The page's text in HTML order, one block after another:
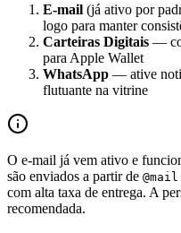
E-mail (já ativo por
logo para manter
Carteiras Digitais —
para Apple Wallet
WhatsApp — ative
flutuante na vitrine
O e-mail já vem ativo e
são enviados a partir de
com alta taxa de entrega. A
recomendada.